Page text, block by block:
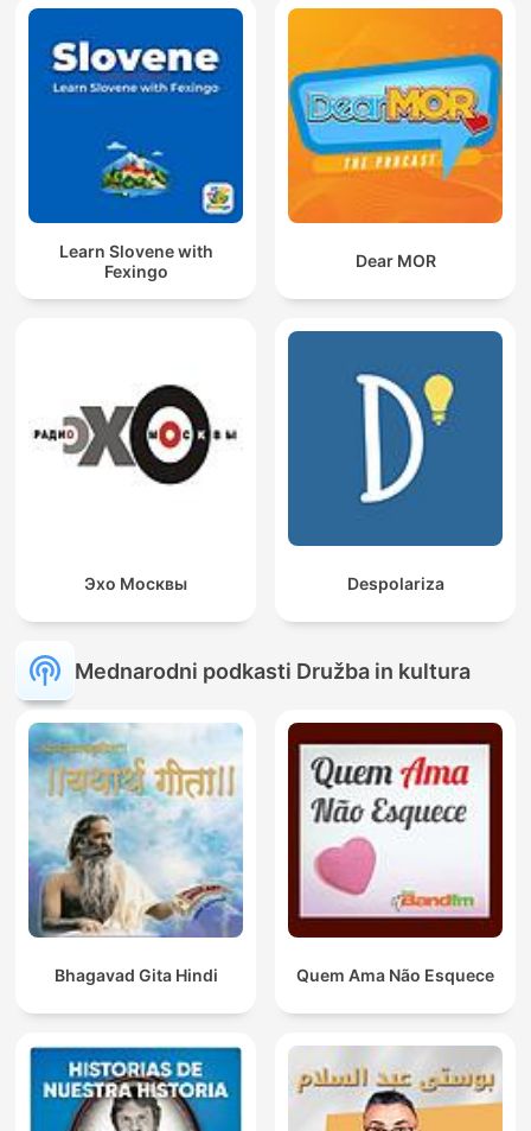
Learn Slovene with
Fexingo
Dear MOR
Эхо Москвы Despolariza
Mednarodni podkasti Družba in kultura
Bhagavad Gita Hindi Quem Ama Não Esquece